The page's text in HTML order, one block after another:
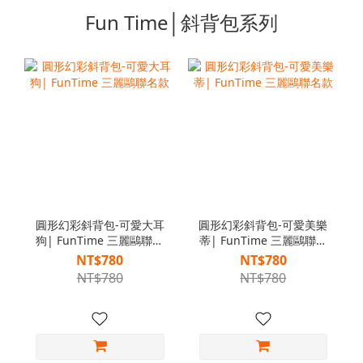
Fun Time│斜背包系列
圓形幻彩斜背包-可愛大耳
狗| FunTime 三麗鷗聯名
款
NT$780
NT$780
圓形幻彩斜背包-可愛美樂
蒂| FunTime 三麗鷗聯名
款
NT$780
NT$780